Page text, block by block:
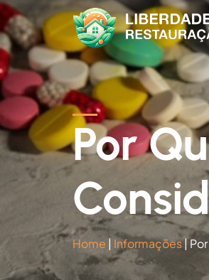
Por
Home | Informações|